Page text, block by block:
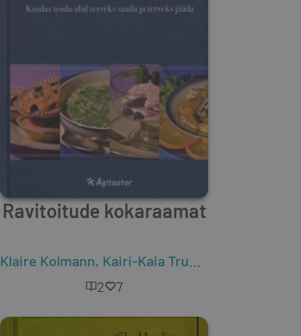
Ravitoitude kokaraamat
Klaire Kolmann, Kairi-Kaia Truusa
2
7